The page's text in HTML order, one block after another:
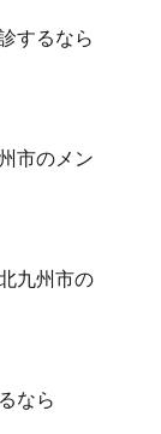
するなら
市のメン
九州市の
なら